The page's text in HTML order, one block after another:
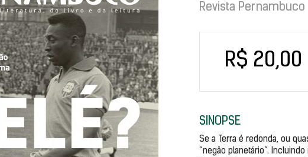
Revista Pernambuco
R$ 20,00
SINOPSE
Se a Terra é redonda, ou
“negão planetário”.